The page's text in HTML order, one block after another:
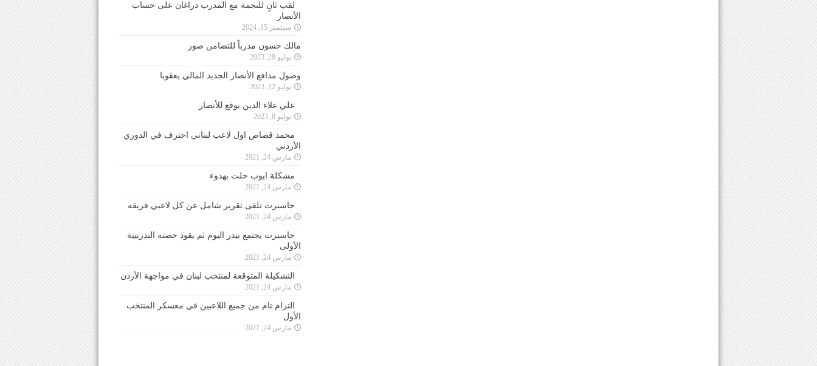
لقب ثانٍ للنجمة مع المدرب دراغان على حساب
الأنصار
سبتمبر 15, 2024
مالك حسون مدرباً للتضامن صور
يوليو 28, 2023
وصول مدافع الأنصار الجديد المالي يعقوبا
يوليو 12, 2023
علي علاء الدين يوقع للأنصار
يوليو 8, 2023
محمد قصاص اول لاعب لبناني احترف في الدوري
الأردني
مارس 24, 2021
مشكلة ايوب حلت بهدوء
مارس 24, 2021
جاسبرت تلقى تقرير شامل عن كل لاعبي فريقه
مارس 24, 2021
جاسبرت يجتمع ببدر اليوم ثم يقود حصته التدريبية
الأولى
مارس 24, 2021
التشكيلة المتوقعة لمنتخب لبنان في مواجهة الأردن
مارس 24, 2021
التزام تام من جميع اللاعبين في معسكر المنتخب
الأول
مارس 24, 2021